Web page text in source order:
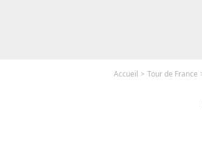
Accueil Tour de France